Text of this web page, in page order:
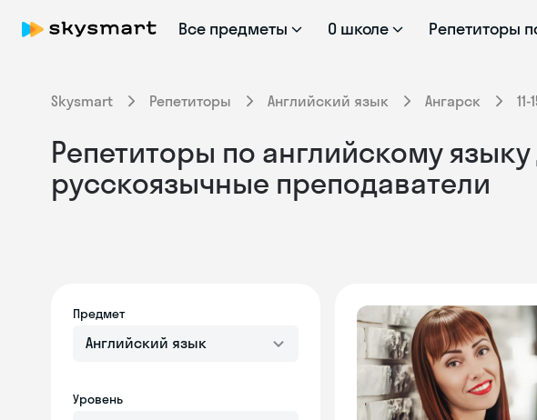
Все предметы О школе Репетиторы
Skysmart Репетиторы Английский язык Ангарск 11-
Репетиторы по английскому языку
русскоязычные преподаватели
Предмет
Английский язык
Уровень